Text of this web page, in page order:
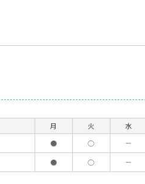
月 火 水
● ○ －
● ○ －